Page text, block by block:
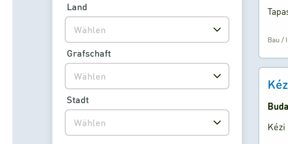
Wählen
Land
Wählen
Grafschaft
Wählen
Stadt
Bau /